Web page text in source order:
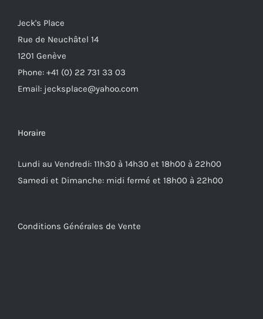
Jeck's Place
Rue de Neuchâtel 14
1201 Genève
Phone: +41 (0) 22 731 33 03
Email: jecksplace@yahoo.com
Horaire
Lundi au Vendredi: 11h30 à 14h30 et 18h00 à 22h00
Samedi et Dimanche: midi fermé et 18h00 à 22h00
Conditions Générales de Vente